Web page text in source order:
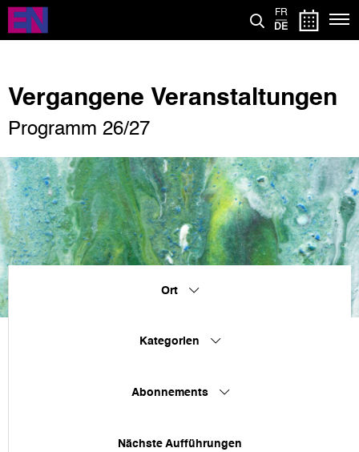
Direkt
zum
Inhalt
FR
DE
Vergangene Veranstaltungen
Programm 26/27
Ort
Kategorien
Abonnements
Nächste Aufführungen